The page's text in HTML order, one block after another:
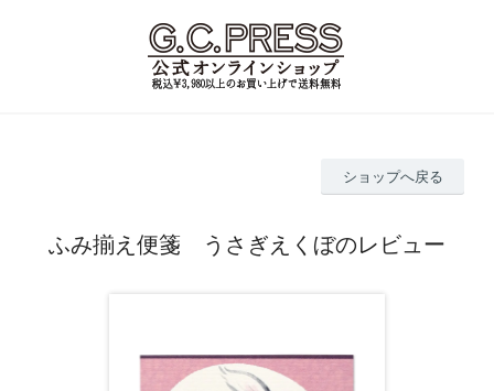
ショップへ戻る
ふみ揃え便箋 うさぎえくぼのレビュー